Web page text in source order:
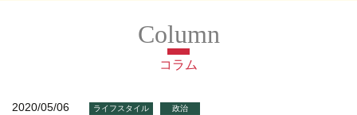
コラム
2020/05/06 ライフスタイル 政治